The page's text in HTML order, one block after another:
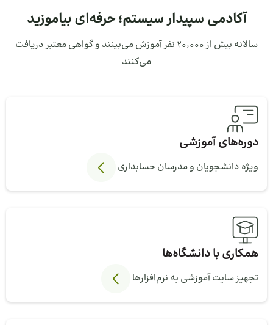
آکادمی سپیدار سیستم؛ حرفه‌ای بیاموزید
سالانه بیش از ۲۰٬۰۰۰ نفر آموزش می‌بینند و گواهی معتبر دریافت
می‌کنند
دوره‌های آموزشی
ویژه دانشجویان و مدرسان حسابداری
همکاری با دانشگاه‌ها
تجهیز سایت آموزشی به نرم‌افزارها